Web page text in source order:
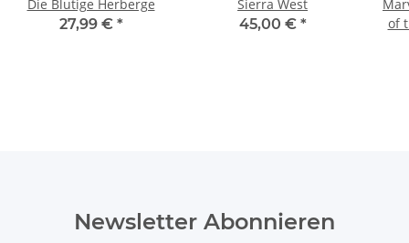
Die Blutige Herberge
27,99 € *
Sierra West
45,00 € *
of
Newsletter Abonnieren